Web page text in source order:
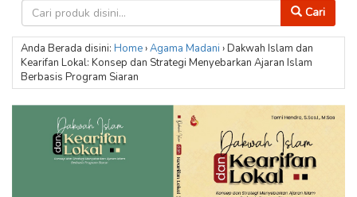
Cari
Anda Berada disini: Home›Agama Madani ›Dakwah Islam dan
Kearifan Lokal: Konsep dan Strategi Menyebarkan Ajaran Islam
Berbasis Program Siaran